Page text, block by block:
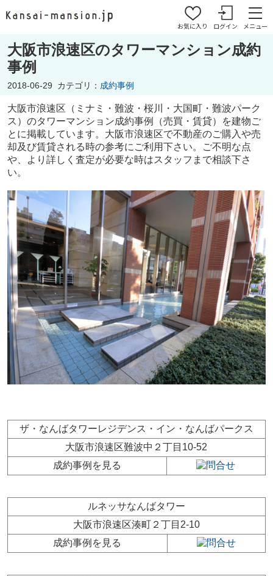
お気に入り ログイン メニュー
大阪市浪速区のタワーマンション成約
事例
2018-06-29 カテゴリ： 成約事例
大阪市浪速区（ミナミ・難波・桜川・大国町・難波パーク
ス）のタワーマンション成約事例（売買・賃貸）を建物ご
とに掲載しています。大阪市浪速区で不動産のご購入や売
却及び賃貸される時の参考にご利用下さい。ご不明な点
や、
より詳しく査定が必要な時はスタッフまで相談下さ
い。
ザ・なんばタワーレジデンス・イン・なんばパークス
大阪市浪速区難波中２丁目10-52
成約事例を見る
ルネッサなんばタワー
大阪市浪速区湊町２丁目2-10
成約事例を見る